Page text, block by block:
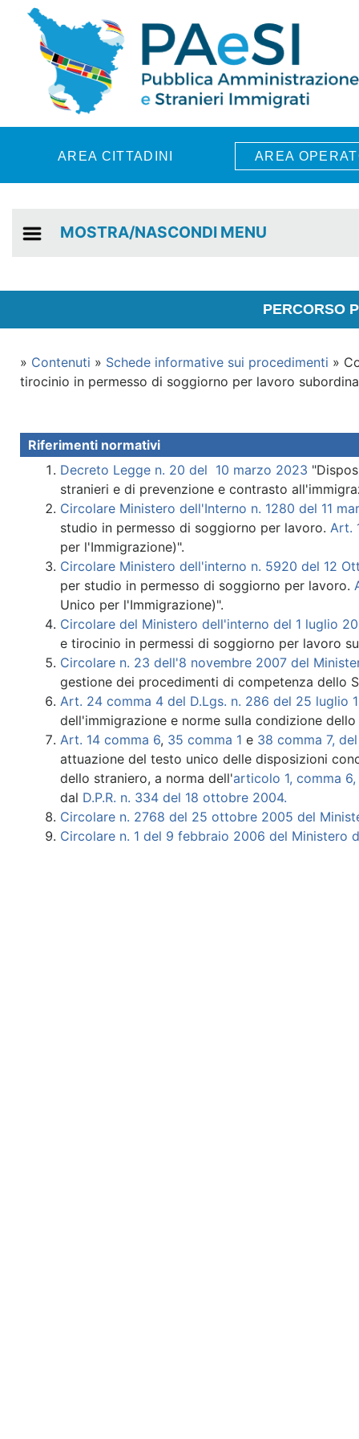
Skip to main content
AREA CITTADINI AREA
MOSTRA/NASCONDI MENU
PERCORSO
» Contenuti » Schede informative sui procedimenti »
tirocinio in permesso di soggiorno per lavoro
Riferimenti normativi
Decreto Legge n. 20 del 10 marzo 2023
stranieri e di prevenzione e contrasto
Circolare Ministero dell'Interno n. 1280 del 11
studio in permesso di soggiorno per lavoro. Art.
per l'Immigrazione)".
Circolare Ministero dell'interno n. 5920 del 12
per studio in permesso di soggiorno per lavoro.
Unico per l'Immigrazione)".
Circolare del Ministero dell'interno del 1 luglio
e tirocinio in permessi di soggiorno per lavoro
Circolare n. 23 dell'8 novembre 2007 del
gestione dei procedimenti di competenza dello
Art. 24 comma 4 del D.Lgs. n. 286 del 25 luglio
dell'immigrazione e norme sulla condizione
Art. 14 comma 6, 35 comma 1 e 38 comma 7,
attuazione del testo unico delle disposizioni
dello straniero, a norma dell'articolo 1, comma
dal D.P.R. n. 334 del 18 ottobre 2004.
Circolare n. 2768 del 25 ottobre 2005 del
Circolare n. 1 del 9 febbraio 2006 del Ministero